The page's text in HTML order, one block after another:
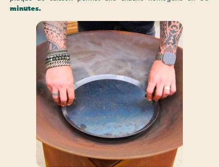
minutes.